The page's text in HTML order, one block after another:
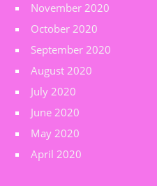
November 2020
October 2020
September 2020
August 2020
July 2020
June 2020
May 2020
April 2020